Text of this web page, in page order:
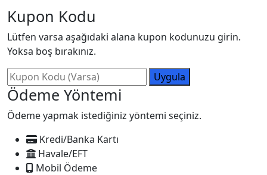
Kupon Kodu
Lütfen varsa aşağıdaki alana kupon kodunuzu girin.
Yoksa boş bırakınız.
Uygula
Ödeme Yöntemi
Ödeme yapmak istediğiniz yöntemi seçiniz.
Kredi/Banka Kartı
Havale/EFT
Mobil Ödeme